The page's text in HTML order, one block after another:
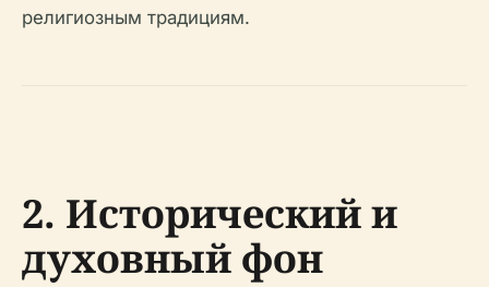
религиозным традициям.
2. Исторический и
духовный фон